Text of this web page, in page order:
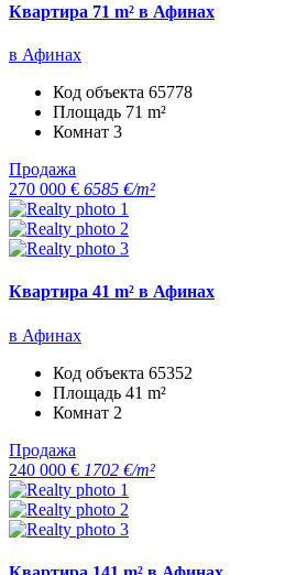
Квартира 71 m² в Афинах
в Афинах
Код объекта 65778
Площадь 71 m²
Комнат 3
Продажа
270 000 € 6585 €/m²
Квартира 41 m² в Афинах
в Афинах
Код объекта 65352
Площадь 41 m²
Комнат 2
Продажа
240 000 € 1702 €/m²